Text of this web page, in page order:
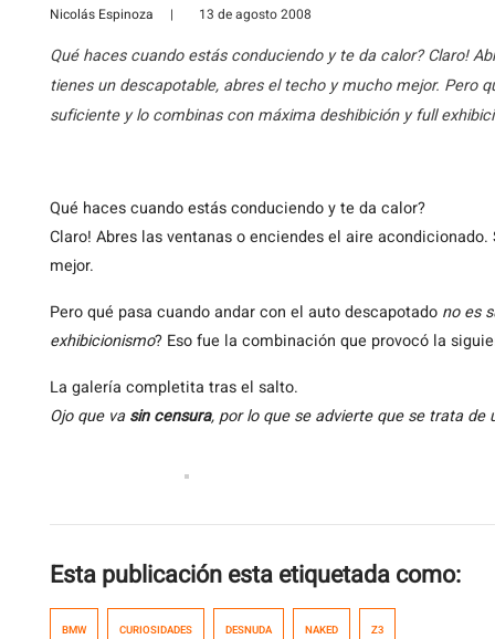
Nicolás Espinoza | 13 de agosto 2008
Qué haces cuando estás conduciendo y te da calor? Claro!
tienes un descapotable, abres el techo y mucho mejor. Pero
suficiente y lo combinas con máxima deshibición y full
Qué haces cuando estás conduciendo y te da calor?
Claro! Abres las ventanas o enciendes el aire
mejor.
Pero qué pasa cuando andar con el auto descapotado no es
exhibicionismo? Eso fue la combinación que provocó la
La galería completita tras el salto.
Ojo que vasin censura, por lo que se advierte que se trata
Esta publicación esta etiquetada como:
BMW CURIOSIDADES DESNUDA NAKED Z3